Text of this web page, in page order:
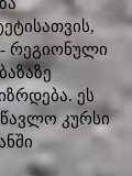
- რეგიონული
ეს
კურსი